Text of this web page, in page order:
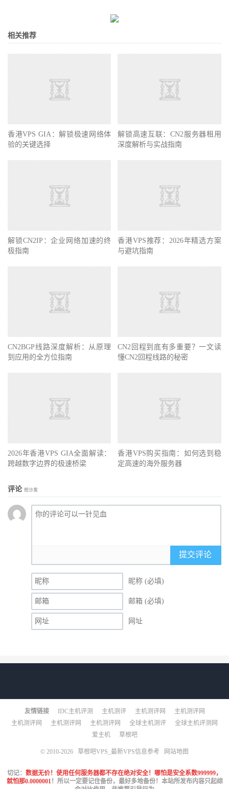
相关推荐
香港VPS GIA：解锁极速网络体
验的关键选择
解锁高速互联：CN2服务器租用
深度解析与实战指南
解锁CN2IP：企业网络加速的终
极指南
香港VPS推荐：2026年精选方案
与避坑指南
CN2BGP线路深度解析：从原理
到应用的全方位指南
CN2回程到底有多重要？一文读
懂CN2回程线路的秘密
2026年香港VPS GIA全面解读：
跨越数字边界的极速桥梁
香港VPS购买指南：如何选到稳
定高速的海外服务器
评论 抢沙发
提交评论
昵称 (必填)
邮箱 (必填)
网址
友情链接 IDC主机评测 主机测评 主机测评网
主机测评网
主机测评网
主机测评网 主机测评网 全球主机测评
全球主机评测网
爱主机
草根吧
© 2010-2026 草根吧VPS_最新VPS信息参考 网站地图
切记： 数据无价！使用任何服务器都不存在绝对安全！哪怕是安全系数999999，
就怕那0.0000001！所以一定要记住备份，最好多地备份！本站所发布内容只起综